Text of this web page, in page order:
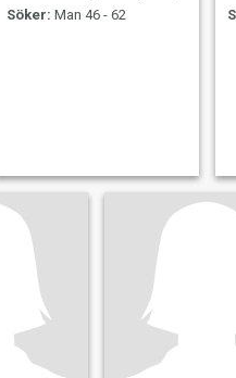
Söker: Man 46 - 62